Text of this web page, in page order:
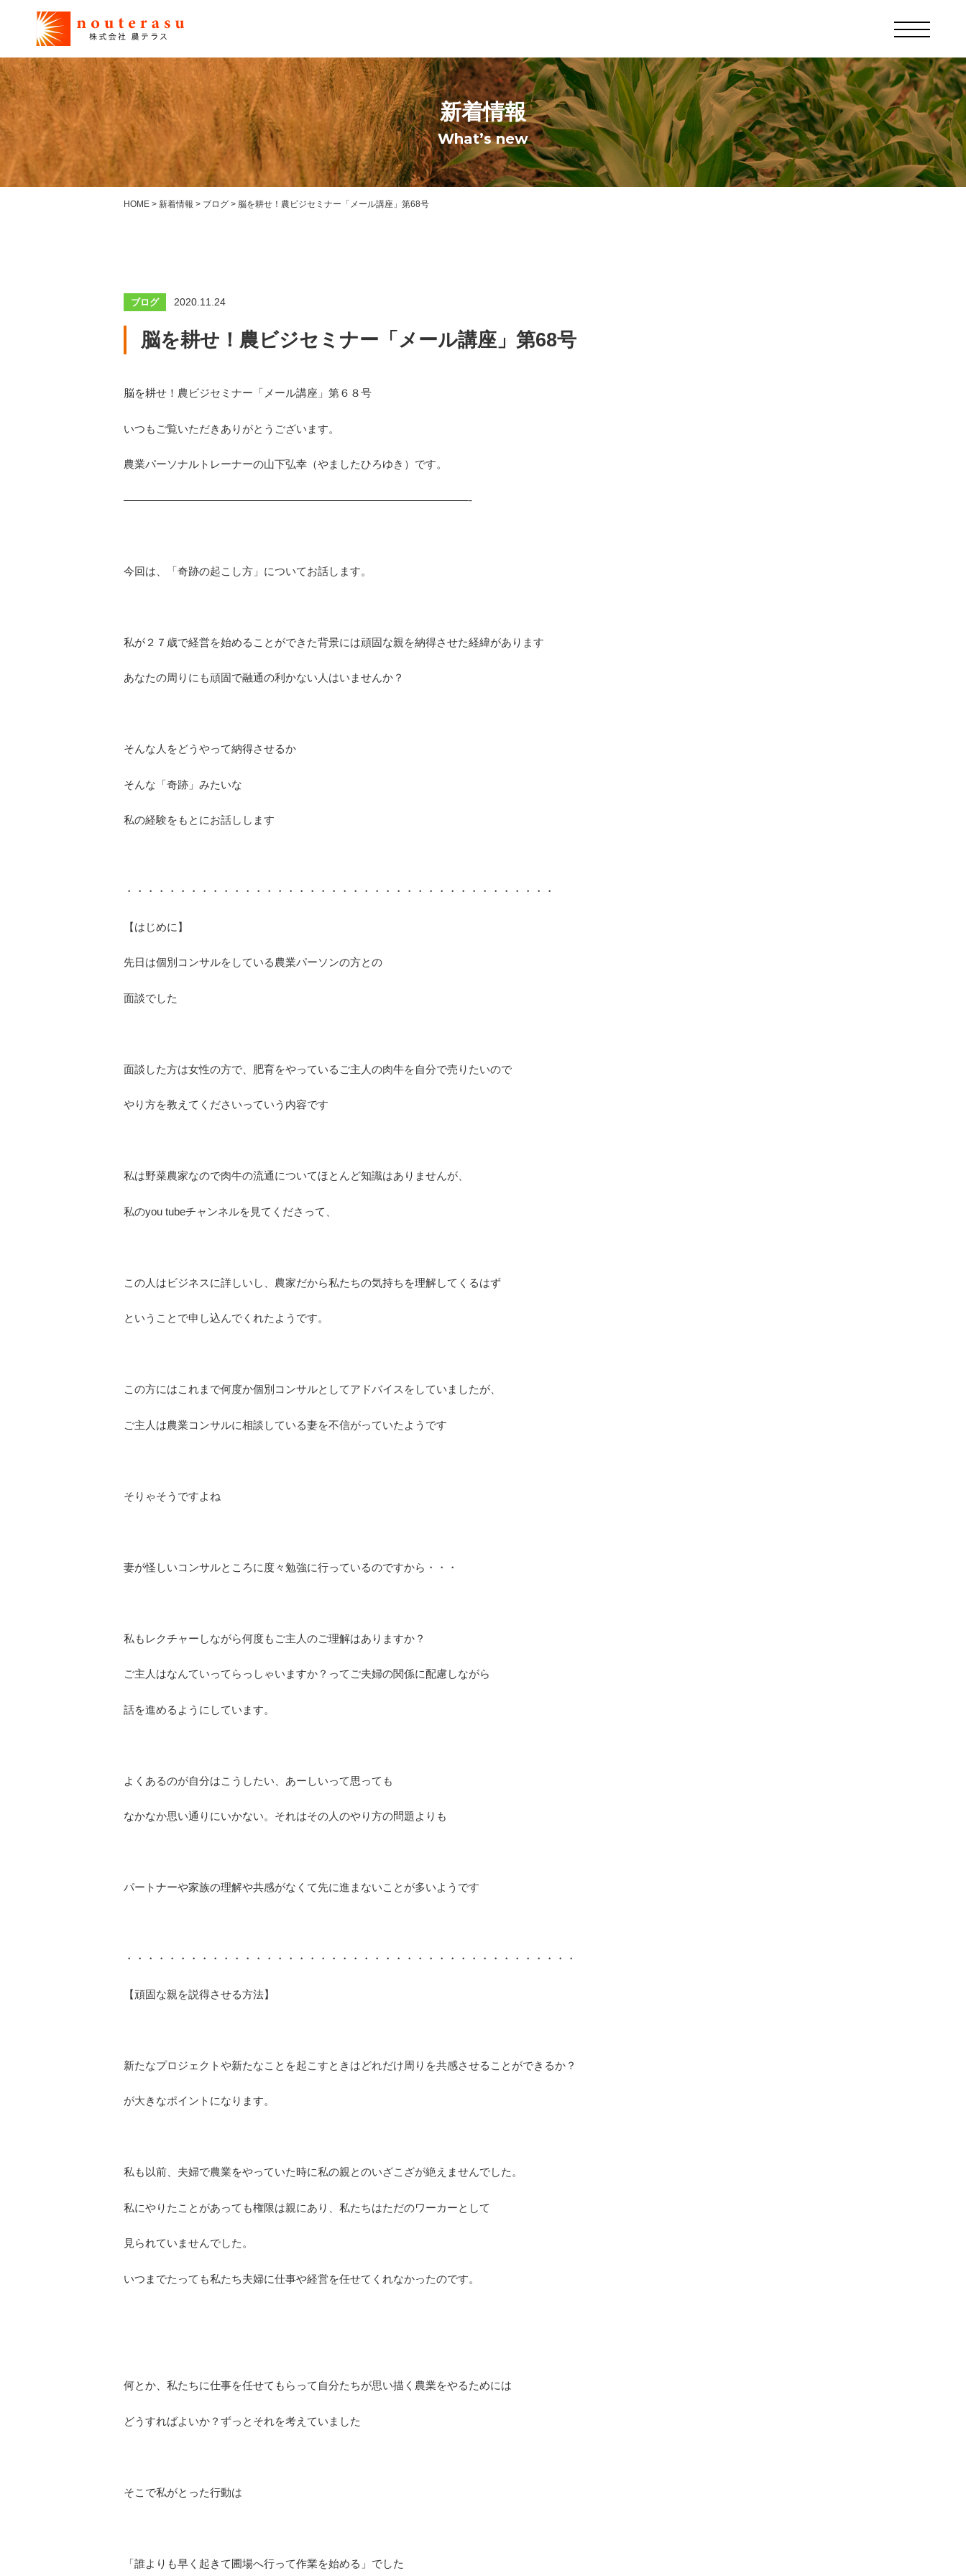
新着情報
What’s new
HOME > 新着情報 > ブログ > 脳を耕せ！農ビジセミナー「メール講座」第68号
ブログ 2020.11.24
脳を耕せ！農ビジセミナー「メール講座」第68号
脳を耕せ！農ビジセミナー「メール講座」第６８号
いつもご覧いただきありがとうございます。
農業パーソナルトレーナーの山下弘幸（やましたひろゆき）です。
————————————————————————————————-
今回は、「奇跡の起こし方」についてお話します。
私が２７歳で経営を始めることができた背景には頑固な親を納得させた経緯があります
あなたの周りにも頑固で融通の利かない人はいませんか？
そんな人をどうやって納得させるか
そんな「奇跡」みたいな
私の経験をもとにお話しします
・・・・・・・・・・・・・・・・・・・・・・・・・・・・・・・・・・・・・・・・
【はじめに】
先日は個別コンサルをしている農業パーソンの方との
面談でした
面談した方は女性の方で、肥育をやっているご主人の肉牛を自分で売りたいので
やり方を教えてくださいっていう内容です
私は野菜農家なので肉牛の流通についてほとんど知識はありませんが、
私のyou tubeチャンネルを見てくださって、
この人はビジネスに詳しいし、農家だから私たちの気持ちを理解してくるはず
ということで申し込んでくれたようです。
この方にはこれまで何度か個別コンサルとしてアドバイスをしていましたが、
ご主人は農業コンサルに相談している妻を不信がっていたようです
そりゃそうですよね
妻が怪しいコンサルところに度々勉強に行っているのですから・・・
私もレクチャーしながら何度もご主人のご理解はありますか？
ご主人はなんていってらっしゃいますか？ってご夫婦の関係に配慮しながら
話を進めるようにしています。
よくあるのが自分はこうしたい、あーしいって思っても
なかなか思い通りにいかない。それはその人のやり方の問題よりも
パートナーや家族の理解や共感がなくて先に進まないことが多いようです
・・・・・・・・・・・・・・・・・・・・・・・・・・・・・・・・・・・・・・・・・・
【頑固な親を説得させる方法】
新たなプロジェクトや新たなことを起こすときはどれだけ周りを共感させることができるか？
が大きなポイントになります。
私も以前、夫婦で農業をやっていた時に私の親とのいざこざが絶えませんでした。
私にやりたことがあっても権限は親にあり、私たちはただのワーカーとして
見られていませんでした。
いつまでたっても私たち夫婦に仕事や経営を任せてくれなかったのです。
何とか、私たちに仕事を任せてもらって自分たちが思い描く農業をやるためには
どうすればよいか？ずっとそれを考えていました
そこで私がとった行動は
「誰よりも早く起きて圃場へ行って作業を始める」でした